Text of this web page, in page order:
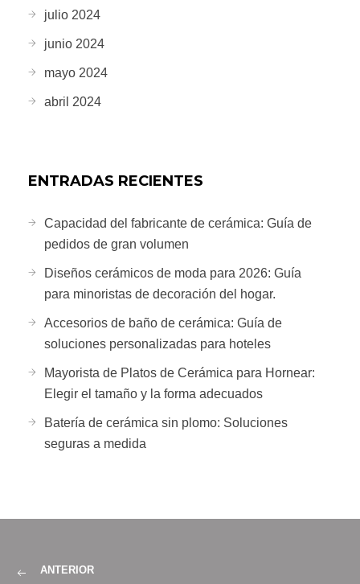
julio 2024
junio 2024
mayo 2024
abril 2024
ENTRADAS RECIENTES
Capacidad del fabricante de cerámica: Guía de
pedidos de gran volumen
Diseños cerámicos de moda para 2026: Guía
para minoristas de decoración del hogar.
Accesorios de baño de cerámica: Guía de
soluciones personalizadas para hoteles
Mayorista de Platos de Cerámica para Hornear:
Elegir el tamaño y la forma adecuados
Batería de cerámica sin plomo: Soluciones
seguras a medida
ANTERIOR